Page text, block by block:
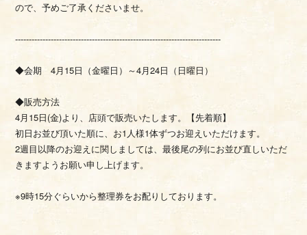
ので、予めご了承くださいませ。
---------------------------------------------------------------------------
◆会期 4月15日（金曜日）～4月24日（日曜日）
◆販売方法
4月15日(金)より、店頭で販売いたします。【先着順】
初日お並び頂いた順に、お1人様1体ずつお迎えいただけます。
2週目以降のお迎えに関しましては、最後尾の列にお並び直しいただ
きますようお願い申し上げます。
※9時15分ぐらいから整理券をお配りしております。